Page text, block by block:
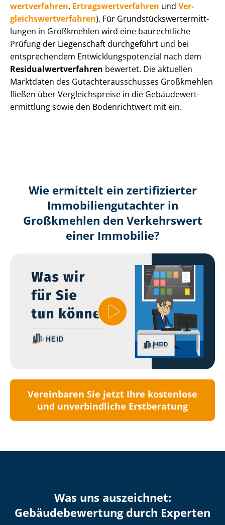
wert­ver­fah­ren, Er­trags­wert­ver­fah­ren und Ver­
gleichs­wert­ver­fah­ren). Für Grund­stücks­wert­ermitt­
lun­gen in Großkmehlen wird eine baurechtliche
Prüfung der Liegenschaft durchgeführt und bei
entsprechendem Ent­wick­lungs­po­ten­zi­al nach dem
Re­si­du­al­wert­ver­fah­ren bewertet. Die aktuellen
Marktdaten des Gut­ach­ter­aus­schus­ses Großkmehlen
fließen über Ver­gleichs­prei­se in die Ge­bäu­de­wert­
ermitt­lung sowie den Bodenrichtwert mit ein.
Wie ermittelt ein zertifizierter
Immobilien­gutachter in
Großkmehlen den Verkehrswert
einer Immobilie?
Vereinbaren Sie jetzt Ihre kostenlose
und unverbindliche Erstberatung
Was uns auszeichnet:
Ge­bäu­de­be­wer­tung durch Experten